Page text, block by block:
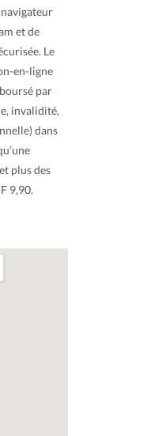
et de
Le
en-ligne
par
invalidité,
dans
plus des
9,90.